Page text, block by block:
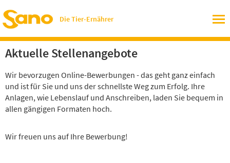
Die Tier-Ernährer
Aktuelle Stellenangebote
Wir bevorzugen Online-Bewerbungen - das geht ganz einfach
und ist für Sie und uns der schnellste Weg zum Erfolg. Ihre
Anlagen, wie Lebenslauf und Anschreiben, laden Sie bequem in
allen gängigen Formaten hoch.
Wir freuen uns auf Ihre Bewerbung!